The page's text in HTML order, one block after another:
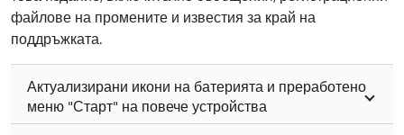
файлове на промените и известия за край на
поддръжката.
Актуализирани икони на батерията и преработено
меню "Старт" на повече устройства